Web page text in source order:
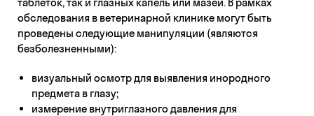
таблеток, так и глазных капель или мазей. В рамках
обследования в ветеринарной клинике могут быть
проведены следующие манипуляции (являются
безболезненными):
визуальный осмотр для выявления инородного
предмета в глазу;
измерение внутриглазного давления для